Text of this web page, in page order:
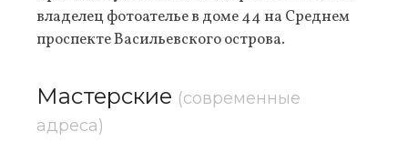
владелец фотоателье в доме 44 на Среднем
проспекте Васильевского острова.
Мастерские (современные
адреса)